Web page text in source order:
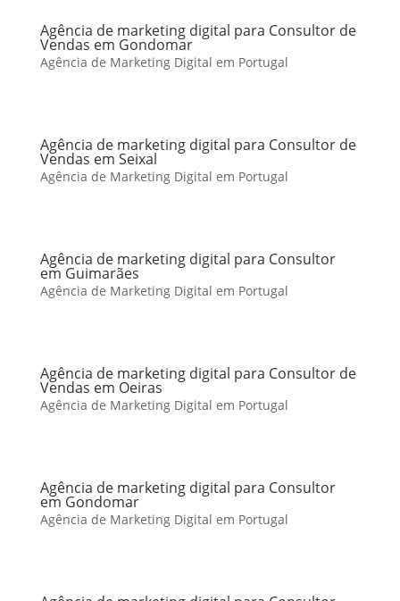
Agência de marketing digital para Consultor de
Vendas em Gondomar
Agência de Marketing Digital em Portugal
Agência de marketing digital para Consultor de
Vendas em Seixal
Agência de Marketing Digital em Portugal
Agência de marketing digital para Consultor
em Guimarães
Agência de Marketing Digital em Portugal
Agência de marketing digital para Consultor de
Vendas em Oeiras
Agência de Marketing Digital em Portugal
Agência de marketing digital para Consultor
em Gondomar
Agência de Marketing Digital em Portugal